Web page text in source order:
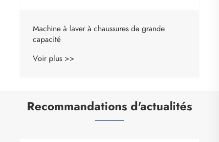
Machine à laver à chaussures de grande
capacité
Voir plus >>
Recommandations d'actualités